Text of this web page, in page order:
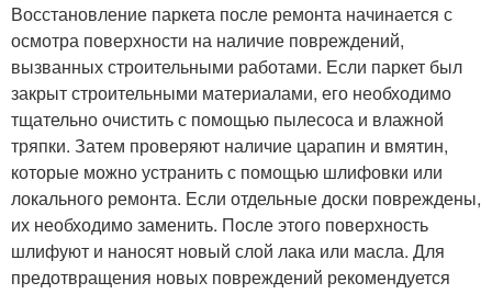
Восстановление паркета после ремонта начинается с
осмотра поверхности на наличие повреждений,
вызванных строительными работами. Если паркет был
закрыт строительными материалами, его необходимо
тщательно очистить с помощью пылесоса и влажной
тряпки. Затем проверяют наличие царапин и вмятин,
которые можно устранить с помощью шлифовки или
локального ремонта. Если отдельные доски повреждены,
их необходимо заменить. После этого поверхность
шлифуют и наносят новый слой лака или масла. Для
предотвращения новых повреждений рекомендуется